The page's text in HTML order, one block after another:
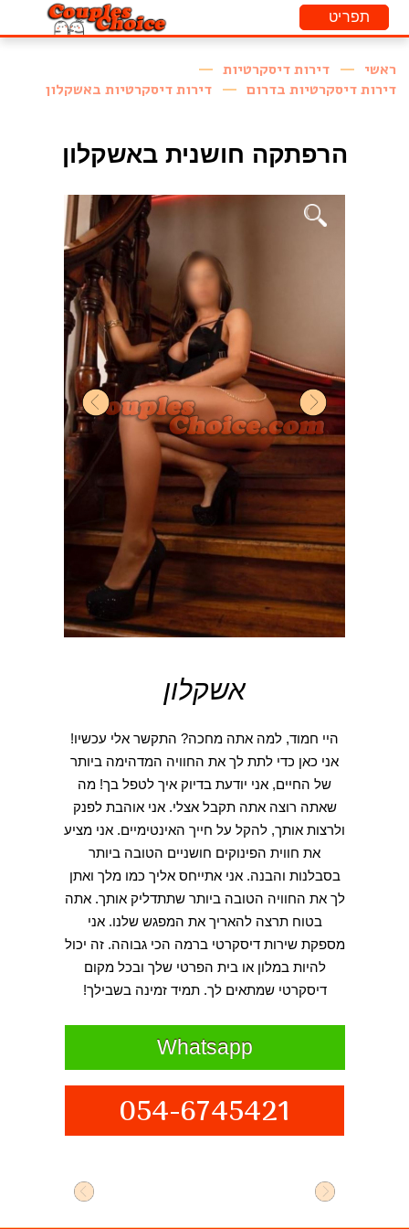
ראשי
דירות דיסקרטיות
דירות דיסקרטיות בדרום
דירות דיסקרטיות באשקלון
הרפתקה חושנית באשקלון
054-6745421
אשקלון
היי חמוד, למה אתה מחכה? התקשר אלי עכשיו!
אני כאן כדי לתת לך את החוויה המדהימה ביותר
של החיים, אני יודעת בדיוק איך לטפל בך! מה
שאתה רוצה אתה תקבל אצלי. אני אוהבת לפנק
ולרצות אותך, להקל על חייך האינטימיים. אני מציע
את חווית הפינוקים חושניים הטובה ביותר
בסבלנות והבנה. אני אתייחס אליך כמו מלך ואתן
לך את החוויה הטובה ביותר שתתדליק אותך. אתה
בטוח תרצה להאריך את המפגש שלנו. אני
מספקת שירות דיסקרטי ברמה הכי גבוהה. זה יכול
להיות במלון או בית הפרטי שלך ובכל מקום
דיסקרטי שמתאים לך. תמיד זמינה בשבילך!
Whatsapp